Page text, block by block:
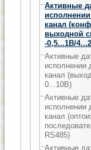
Активные
канал
выходной
-0,5...1В/
Активные
исполнении
канал
0...10В)
Активные
исполнении
канал
RS485)
Активные